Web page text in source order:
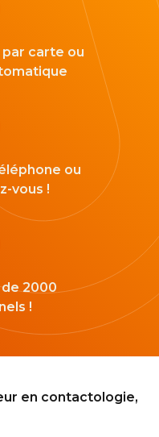
carte ou
ou
vous !
de 2000
!
en contactologie,